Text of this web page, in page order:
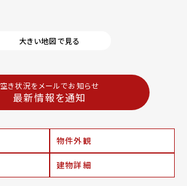
大きい地図で見る
空き状況をメールでお知らせ
最新情報を通知
物件外観
建物詳細